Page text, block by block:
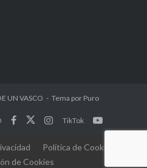
UN VASCO Tema por Puro
TikTok
Política de Cookies
de Cookies